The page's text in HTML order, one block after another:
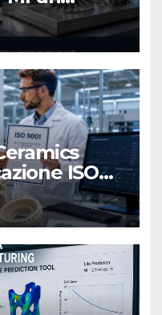
3D
alla filiera
ISO
3D di